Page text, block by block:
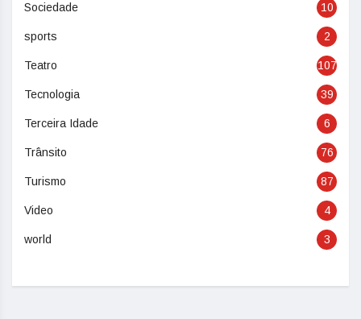
Sociedade 10
sports 2
Teatro 107
Tecnologia 39
Terceira Idade 6
Trânsito 76
Turismo 87
Video 4
world 3